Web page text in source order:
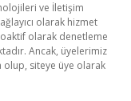
ve İletişim
olarak hizmet
olarak denetleme
Ancak, üyelerimiz
olup, siteye üye olarak